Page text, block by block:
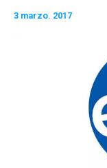
3 marzo. 2017